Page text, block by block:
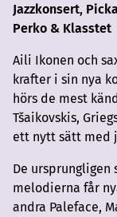
Jazzkonsert,
Perko & Klasstet
Aili Ikonen och
krafter i sin nya
hörs de mest
Tšaikovskis,
ett nytt sätt med
De ursprungligen
melodierna får
andra Paleface,